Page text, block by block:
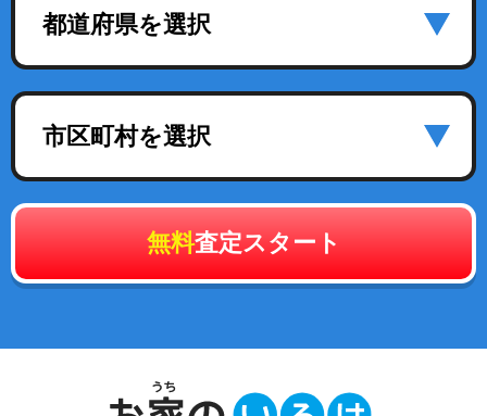
都道府県を選択
市区町村を選択
無料査定スタート